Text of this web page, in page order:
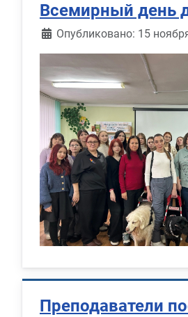
Всемирный день
Информация о материале
Опубликовано: 15
Преподаватели